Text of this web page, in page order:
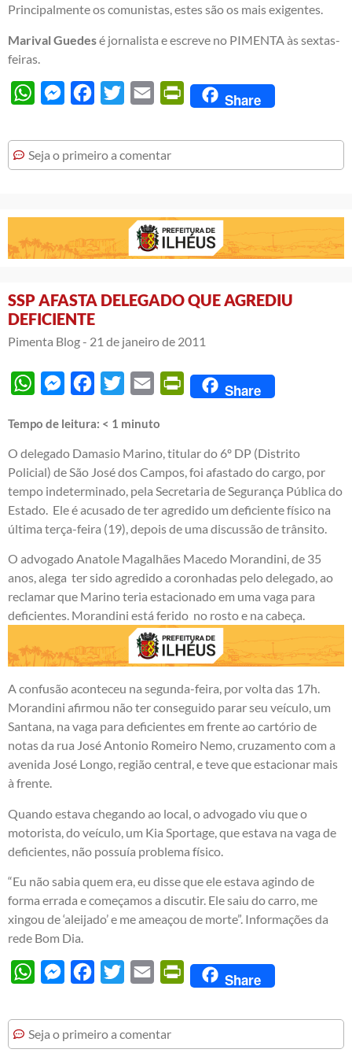
Principalmente os comunistas, estes são os mais exigentes.
Marival Guedesé jornalista e escreve no PIMENTA às sextas-
feiras.
WhatsAppMessengerFacebook
Twitter Email PrintFriendly
Share
Seja o primeiro a comentar
SSP AFASTA DELEGADO QUE AGREDIU
DEFICIENTE
Pimenta Blog - 21 de janeiro de 2011
WhatsAppMessengerFacebook
Twitter Email PrintFriendly
Share
Tempo de leitura: < 1 minuto
O delegado Damasio Marino, titular do 6º DP (Distrito
Policial) de São José dos Campos, foi afastado do cargo, por
tempo indeterminado, pela Secretaria de Segurança Pública do
Estado. Ele é acusado de ter agredido um deficiente físico na
última terça-feira (19), depois de uma discussão de trânsito.
O advogado Anatole Magalhães Macedo Morandini, de 35
anos, alega ter sido agredido a coronhadas pelo delegado, ao
reclamar que Marino teria estacionado em uma vaga para
deficientes. Morandini está ferido no rosto e na cabeça.
A confusão aconteceu na segunda-feira, por volta das 17h.
Morandini afirmou não ter conseguido parar seu veículo, um
Santana, na vaga para deficientes em frente ao cartório de
notas da rua José Antonio Romeiro Nemo, cruzamento com a
avenida José Longo, região central, e teve que estacionar mais
à frente.
Quando estava chegando ao local, o advogado viu que o
motorista, do veículo, um Kia Sportage, que estava na vaga de
deficientes, não possuía problema físico.
“Eu não sabia quem era, eu disse que ele estava agindo de
forma errada e começamos a discutir. Ele saiu do carro, me
xingou de ‘aleijado’ e me ameaçou de morte”. Informações da
rede Bom Dia.
WhatsAppMessengerFacebook
Twitter Email PrintFriendly
Share
Seja o primeiro a comentar